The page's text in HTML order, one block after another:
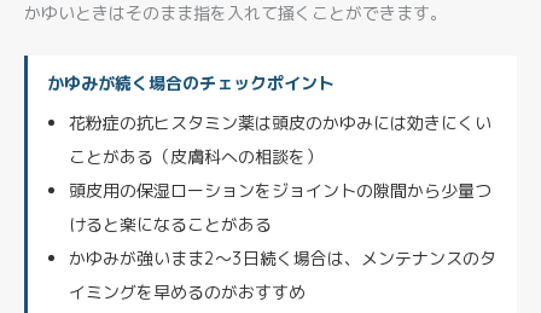
かゆいときはそのまま指を入れて掻くことができます。
かゆみが続く場合のチェックポイント
花粉症の抗ヒスタミン薬は頭皮のかゆみには効きにくい
ことがある（皮膚科への相談を）
頭皮用の保湿ローションをジョイントの隙間から少量つ
けると楽になることがある
かゆみが強いまま2〜3日続く場合は、メンテナンスのタ
イミングを早めるのがおすすめ